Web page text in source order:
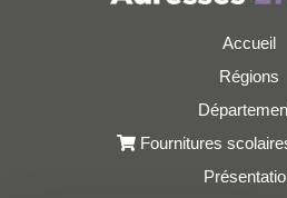
Accueil
Régions
Fournitures